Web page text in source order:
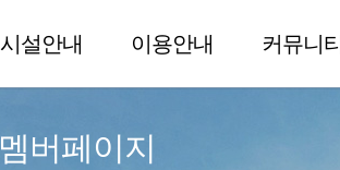
시설안내 이용안내 커뮤니티
멤버페이지